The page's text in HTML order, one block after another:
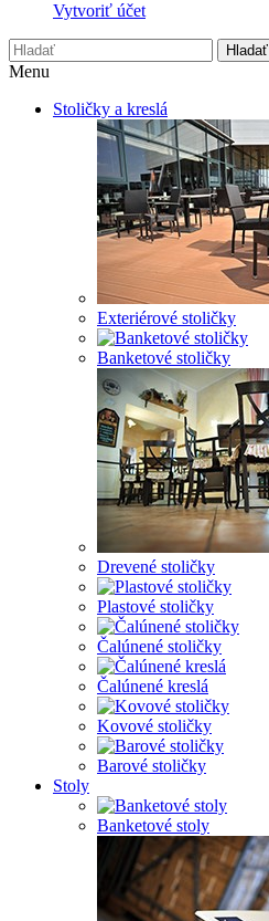
Vytvoriť účet
Hladať
Menu
Stoličky a kreslá
Exteriérové stoličky
Banketové stoličky
Drevené stoličky
Plastové stoličky
Čalúnené stoličky
Čalúnené kreslá
Kovové stoličky
Barové stoličky
Stoly
Banketové stoly